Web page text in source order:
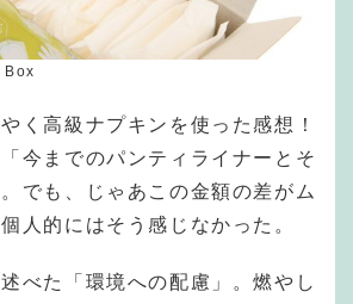
く高級ナプキンを使った感想！
今までのパンティライナーとそ
でも、じゃあこの金額の差がム
人的にはそう感じなかった。
べた「環境への配慮」。燃やし